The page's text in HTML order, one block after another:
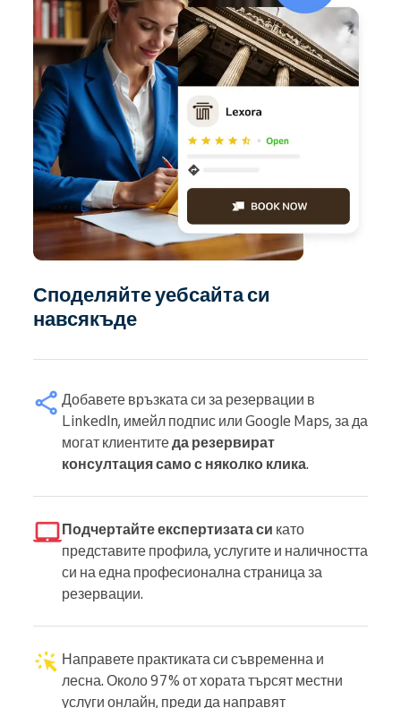
Споделяйте уебсайта си
навсякъде
Добавете връзката си за резервации в
LinkedIn, имейл подпис или Google Maps, за да
могат клиентитеда резервират
консултация само с няколко клика.
Подчертайте експертизата си като
представите профила, услугите и наличността
си на една професионална страница за
резервации.
Направете практиката си съвременна и
лесна. Около 97% от хората търсят местни
услуги онлайн, преди да направят